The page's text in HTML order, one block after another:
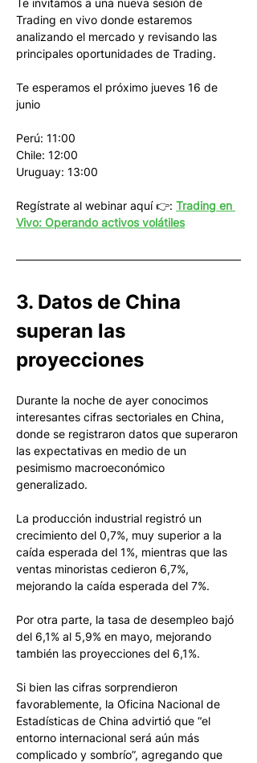
Te invitamos a una nueva sesión de
Trading en vivo donde estaremos
analizando el mercado y revisando las
principales oportunidades de Trading.
Te esperamos el próximo jueves 16 de
junio
Perú: 11:00
Chile: 12:00
Uruguay: 13:00
Regístrate al webinar aquí 👉: Trading en
Vivo: Operando activos volátiles
3. Datos de China
superan las
proyecciones
Durante la noche de ayer conocimos
interesantes cifras sectoriales en China,
donde se registraron datos que superaron
las expectativas en medio de un
pesimismo macroeconómico
generalizado.
La producción industrial registró un
crecimiento del 0,7%, muy superior a la
caída esperada del 1%, mientras que las
ventas minoristas cedieron 6,7%,
mejorando la caída esperada del 7%.
Por otra parte, la tasa de desempleo bajó
del 6,1% al 5,9% en mayo, mejorando
también las proyecciones del 6,1%.
Si bien las cifras sorprendieron
favorablemente, la Oficina Nacional de
Estadísticas de China advirtió que “el
entorno internacional será aún más
complicado y sombrío”, agregando que